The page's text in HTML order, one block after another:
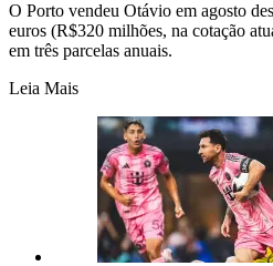
O Porto vendeu Otávio em agosto
euros (R$320 milhões, na cotação
em três parcelas anuais.
Leia Mais